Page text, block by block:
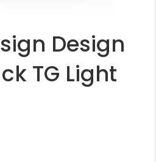
Design
TG Light